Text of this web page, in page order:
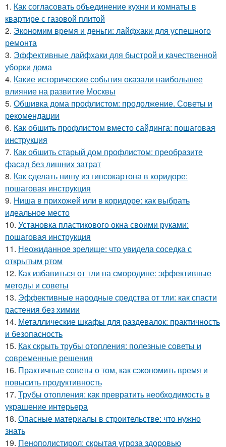
1. Как согласовать объединение кухни и комнаты в
квартире с газовой плитой
2. Экономим время и деньги: лайфхаки для успешного
ремонта
3. Эффективные лайфхаки для быстрой и качественной
уборки дома
4. Какие исторические события оказали наибольшее
влияние на развитие Москвы
5. Обшивка дома профлистом: продолжение. Советы и
рекомендации
6. Как обшить профлистом вместо сайдинга: пошаговая
инструкция
7. Как обшить старый дом профлистом: преобразите
фасад без лишних затрат
8. Как сделать нишу из гипсокартона в коридоре:
пошаговая инструкция
9. Ниша в прихожей или в коридоре: как выбрать
идеальное место
10. Установка пластикового окна своими руками:
пошаговая инструкция
11. Неожиданное зрелище: что увидела соседка с
открытым ртом
12. Как избавиться от тли на смородине: эффективные
методы и советы
13. Эффективные народные средства от тли: как спасти
растения без химии
14. Металлические шкафы для раздевалок: практичность
и безопасность
15. Как скрыть трубы отопления: полезные советы и
современные решения
16. Практичные советы о том, как сэкономить время и
повысить продуктивность
17. Трубы отопления: как превратить необходимость в
украшение интерьера
18. Опасные материалы в строительстве: что нужно
знать
19. Пенополистирол: скрытая угроза здоровью